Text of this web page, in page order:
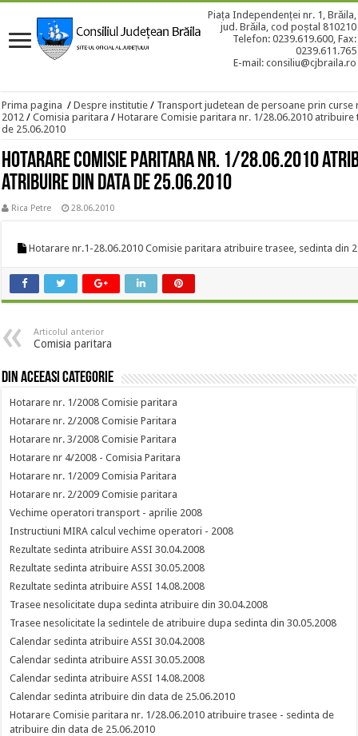
Piața Independenței nr. 1, Brăila,
jud. Brăila, cod poștal 810210
Telefon: 0239.619.600, Fax:
0239.611.765
E-mail: consiliu@cjbraila.ro
Prima pagina / Despre institutie / Transport judetean de persoane prin curse
2012 / Comisia paritara / Hotarare Comisie paritara nr. 1/28.06.2010
de 25.06.2010
Hotarare Comisie paritara nr. 1/28.06.2010
atribuire din data de 25.06.2010
Rica Petre 28.06.2010
Hotarare nr.1-28.06.2010 Comisie paritara atribuire trasee, sedinta din
Articolul anterior
Comisia paritara
Din aceeasi categorie
Hotarare nr. 1/2008 Comisie paritara
Hotarare nr. 2/2008 Comisie Paritara
Hotarare nr. 3/2008 Comisie Paritara
Hotarare nr 4/2008 - Comisia Paritara
Hotarare nr. 1/2009 Comisia Paritara
Hotarare nr. 2/2009 Comisie paritara
Vechime operatori transport - aprilie 2008
Instructiuni MIRA calcul vechime operatori - 2008
Rezultate sedinta atribuire ASSI 30.04.2008
Rezultate sedinta atribuire ASSI 30.05.2008
Rezultate sedinta atribuire ASSI 14.08.2008
Trasee nesolicitate dupa sedinta atribuire din 30.04.2008
Trasee nesolicitate la sedintele de atribuire dupa sedinta din 30.05.2008
Calendar sedinta atribuire ASSI 30.04.2008
Calendar sedinta atribuire ASSI 30.05.2008
Calendar sedinta atribuire ASSI 14.08.2008
Calendar sedinta atribuire din data de 25.06.2010
Hotarare Comisie paritara nr. 1/28.06.2010 atribuire trasee - sedinta de
atribuire din data de 25.06.2010